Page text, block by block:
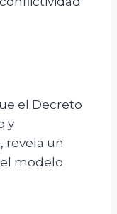
el Decreto
y
revela un
modelo